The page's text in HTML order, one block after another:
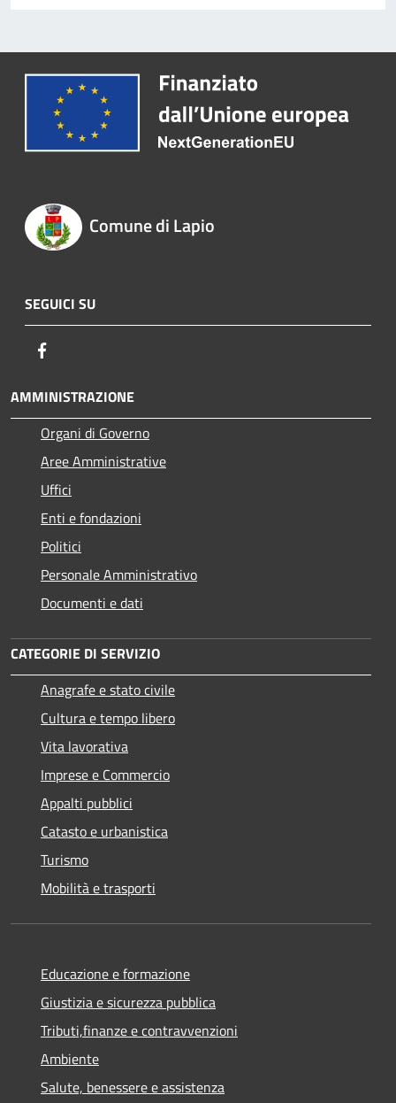
Comune di Lapio
SEGUICI SU
AMMINISTRAZIONE
Organi di Governo
Aree Amministrative
Uffici
Enti e fondazioni
Politici
Personale Amministrativo
Documenti e dati
CATEGORIE DI SERVIZIO
Anagrafe e stato civile
Cultura e tempo libero
Vita lavorativa
Imprese e Commercio
Appalti pubblici
Catasto e urbanistica
Turismo
Mobilità e trasporti
Educazione e formazione
Giustizia e sicurezza pubblica
Tributi,finanze e contravvenzioni
Ambiente
Salute, benessere e assistenza